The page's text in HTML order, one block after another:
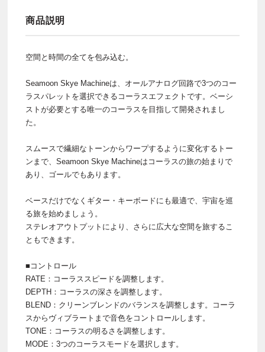
商品説明
空間と時間の全てを包み込む。
Seamoon Skye Machineは、オールアナログ回路で3つのコー
ラスパレットを選択できるコーラスエフェクトです。ベーシ
ストが必要とする唯一のコーラスを目指して開発されまし
た。
スムースで繊細なトーンからワープするように変化するトー
ンまで、Seamoon Skye Machineはコーラスの旅の始まりで
あり、ゴールでもあります。
ベースだけでなくギター・キーボードにも最適で、宇宙を巡
る旅を始めましょう。
ステレオアウトプットにより、さらに広大な空間を旅するこ
ともできます。
■コントロール
RATE：コーラススピードを調整します。
DEPTH：コーラスの深さを調整します。
BLEND：クリーンブレンドのバランスを調整します。コーラ
スからヴィブラートまで音色をコントロールします。
TONE：コーラスの明るさを調整します。
MODE：3つのコーラスモードを選択します。